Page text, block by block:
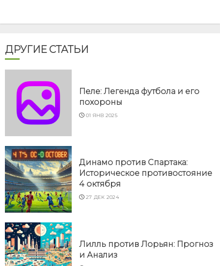
ДРУГИЕ СТАТЬИ
Пеле: Легенда футбола и его
похороны
01 ЯНВ 2025
Динамо против Спартака:
Историческое противостояние
4 октября
27 ДЕК 2024
Лилль против Лорьян: Прогноз
и Анализ